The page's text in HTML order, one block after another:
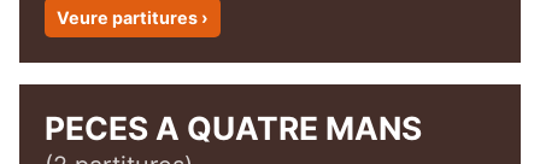
Veure partitures ›
PECES A QUATRE MANS